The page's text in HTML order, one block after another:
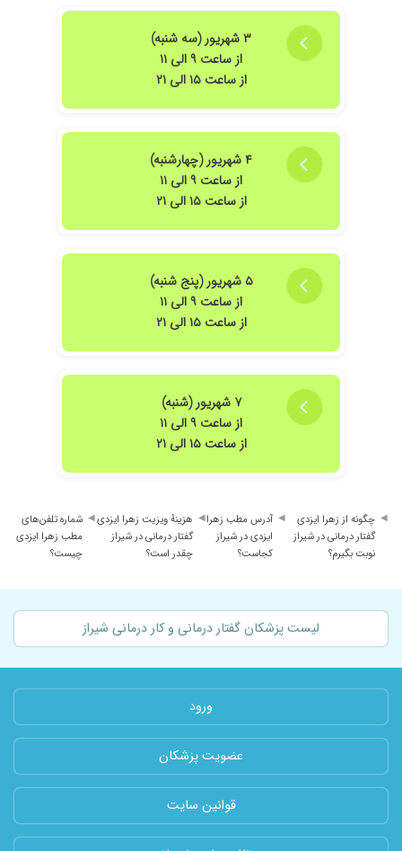
۳ شهریور (سه شنبه)
از ساعت ۹ الی ۱۱
از ساعت ۱۵ الی ۲۱
۴ شهریور (چهارشنبه)
از ساعت ۹ الی ۱۱
از ساعت ۱۵ الی ۲۱
۵ شهریور (پنج شنبه)
از ساعت ۹ الی ۱۱
از ساعت ۱۵ الی ۲۱
۷ شهریور (شنبه)
از ساعت ۹ الی ۱۱
از ساعت ۱۵ الی ۲۱
چگونه از زهرا ایزدی
گفتار درمانی در شیراز
نوبت بگیرم؟
آدرس مطب زهرا
ایزدی در شیراز
کجاست؟
هزینهٔ ویزیت زهرا ایزدی
گفتار درمانی در شیراز
چقدر است؟
شماره تلفن‌های
مطب زهرا ایزدی
چیست؟
لیست پزشکان گفتار درمانی و کار درمانی شیراز
ورود
عضویت پزشکان
قوانین سایت